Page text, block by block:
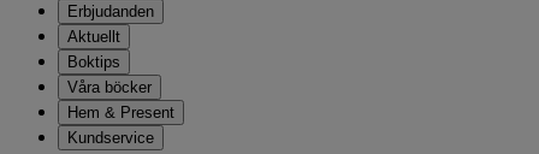
Erbjudanden
Aktuellt
Boktips
Våra böcker
Hem & Present
Kundservice